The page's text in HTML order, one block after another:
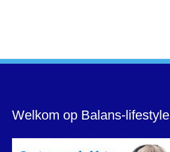
Welkom op Balans-lifestyle